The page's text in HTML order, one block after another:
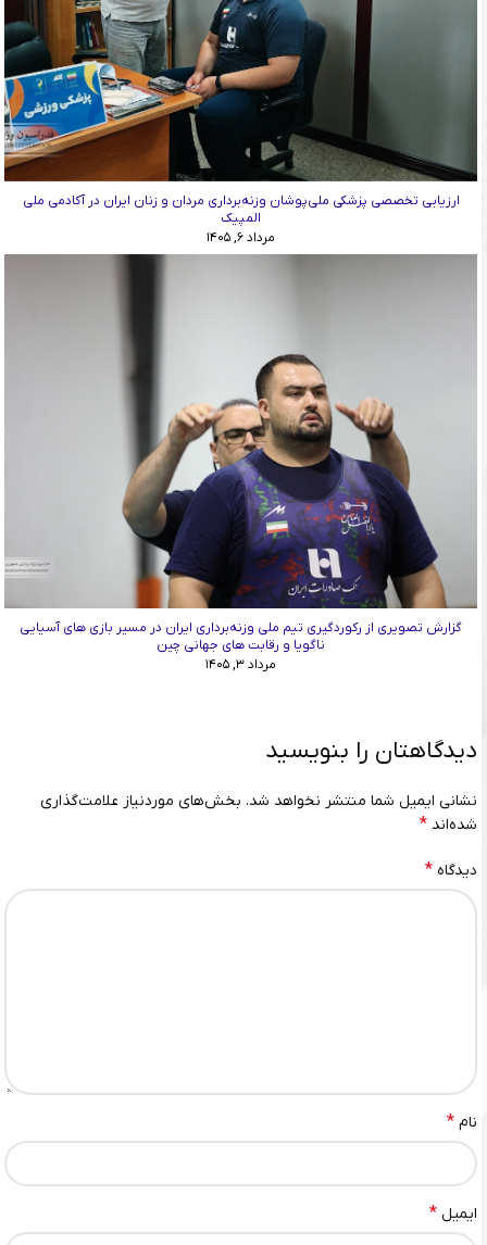
ارزیابی تخصصی پزشکی ملی‌پوشان وزنه‌برداری مردان و زنان ایران در آکادمی ملی
المپیک
مرداد ۶, ۱۴۰۵
گزارش تصویری از رکوردگیری تیم ملی وزنه‌برداری ایران در مسیر بازی های آسیایی
ناگویا و رقابت های جهانی چین
مرداد ۳, ۱۴۰۵
دیدگاهتان را بنویسید
نشانی ایمیل شما منتشر نخواهد شد. بخش‌های موردنیاز علامت‌گذاری
شده‌اند *
دیدگاه *
نام *
ایمیل *